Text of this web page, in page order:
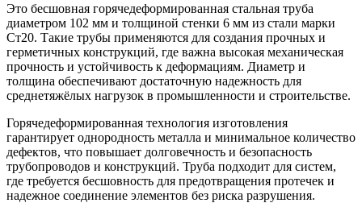
Это бесшовная горячедеформированная стальная труба
диаметром 102 мм и толщиной стенки 6 мм из стали марки
Ст20. Такие трубы применяются для создания прочных и
герметичных конструкций, где важна высокая механическая
прочность и устойчивость к деформациям. Диаметр и
толщина обеспечивают достаточную надежность для
среднетяжёлых нагрузок в промышленности и строительстве.
Горячедеформированная технология изготовления
гарантирует однородность металла и минимальное количество
дефектов, что повышает долговечность и безопасность
трубопроводов и конструкций. Труба подходит для систем,
где требуется бесшовность для предотвращения протечек и
надежное соединение элементов без риска разрушения.